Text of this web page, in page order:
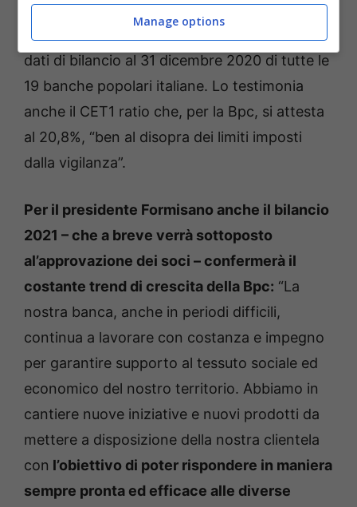
secondo il report pubblicato dal quotidiano
economico “Sole 24 Ore”, che ha analizzato i
dati di bilancio al 31 dicembre 2020 di tutte le
19 banche popolari italiane. Lo testimonia
anche il CET1 ratio che, per la Bpc, si attesta
al 20,8%, “ben al disopra dei limiti imposti
dalla vigilanza”.
Per il presidente Formisano anche il bilancio
2021 – che a breve verrà sottoposto
al’approvazione dei soci – confermerà il
costante trend di crescita della Bpc: “La
nostra banca, anche in periodi difficili,
continua a lavorare con costanza e impegno
per garantire supporto al tessuto sociale ed
economico del nostro territorio. Abbiamo in
cantiere nuove iniziative e nuovi prodotti da
mettere a disposizione della nostra clientela
con l’obiettivo di poter rispondere in maniera
sempre pronta ed efficace alle diverse
Manage options